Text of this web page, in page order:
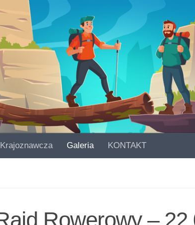
Galeria KONTAKT
Rowerowy –